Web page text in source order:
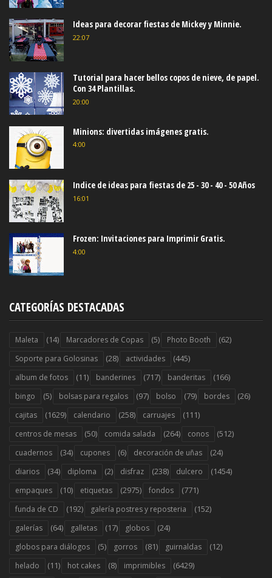
Ideas para decorar fiestas de Mickey y Minnie.
22:07
Tutorial para hacer bellos copos de nieve, de papel.
Con 34 Plantillas.
20:00
Minions: divertidas imágenes gratis.
4:00
Indice de ideas para fiestas de 25 - 30 - 40 - 50 Años
16:01
Frozen: Invitaciones para Imprimir Gratis.
4:00
CATEGORÍAS DESTACADAS
Maleta (14) Marcadores de Copas (5) Photo Booth (62)
Soporte para Golosinas (28) actividades (445)
album de fotos (11) banderines (717) banderitas (166)
bingo (5) bolsas para regalos (97) bolso (79) bordes (26)
cajitas (1629) calendario (258) carruajes (111)
centros de mesas (50) comida salada (264) conos (512)
cuadernos (34) cupones (6) decoración de uñas (24)
diarios (34) diploma (2) disfraz (238) dulcero (1454)
empaques (10) etiquetas (2975) fondos (771)
funda de CD (192) galería postres y reposteria (152)
galerías (64) galletas (17) globos (24)
globos para diálogos (5) gorros (81) guirnaldas (12)
helado (11) hot cakes (8) imprimibles (6429)